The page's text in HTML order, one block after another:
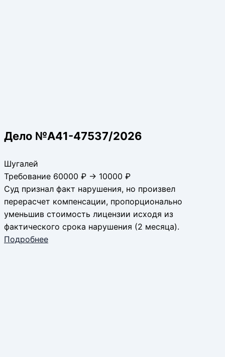
Дело №А41-47537/2026
Шугалей
Требование 60000 ₽ → 10000 ₽
Суд признал факт нарушения, но произвел
перерасчет компенсации, пропорционально
уменьшив стоимость лицензии исходя из
фактического срока нарушения (2 месяца).
Подробнее